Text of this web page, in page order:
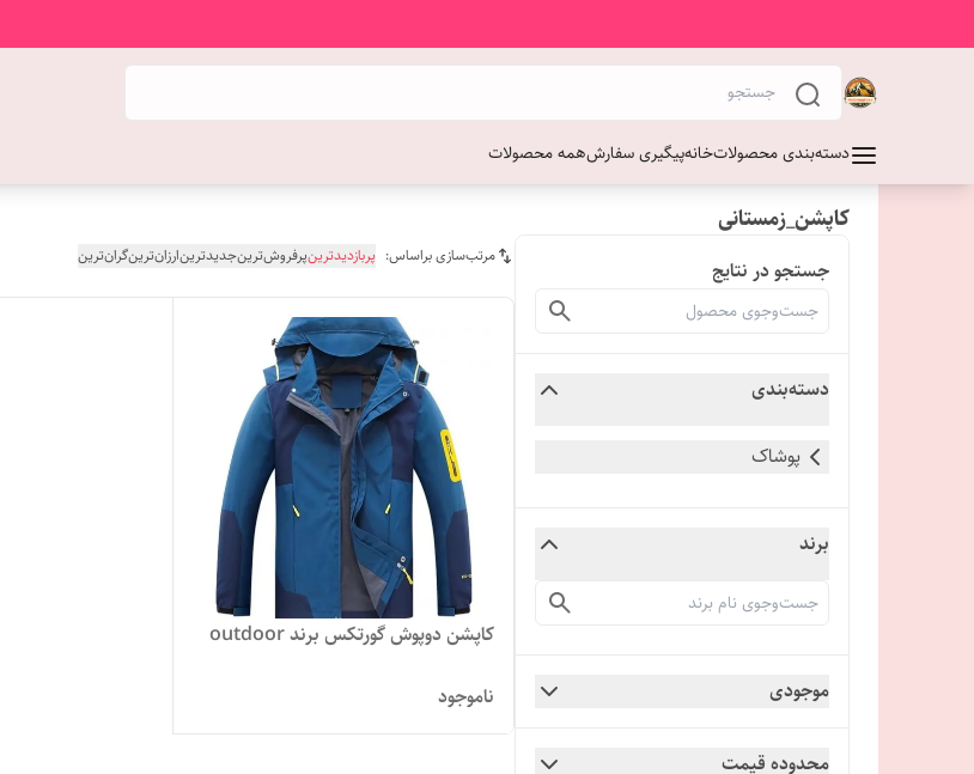
دسته‌بندی محصولاتخانهپیگیری سفارشهمه محصولات
کاپشن_زمستانی
جستجو در نتایج
دسته‌بندی
پوشاک
برند
موجودی
محدوده قیمت
مرتب‌سازی براساس: پربازدیدترینپرفروش‌ترینجدیدترینارزان‌ترینگران‌ترین
کاپشن دوپوش گورتکس برند outdoor
ناموجود